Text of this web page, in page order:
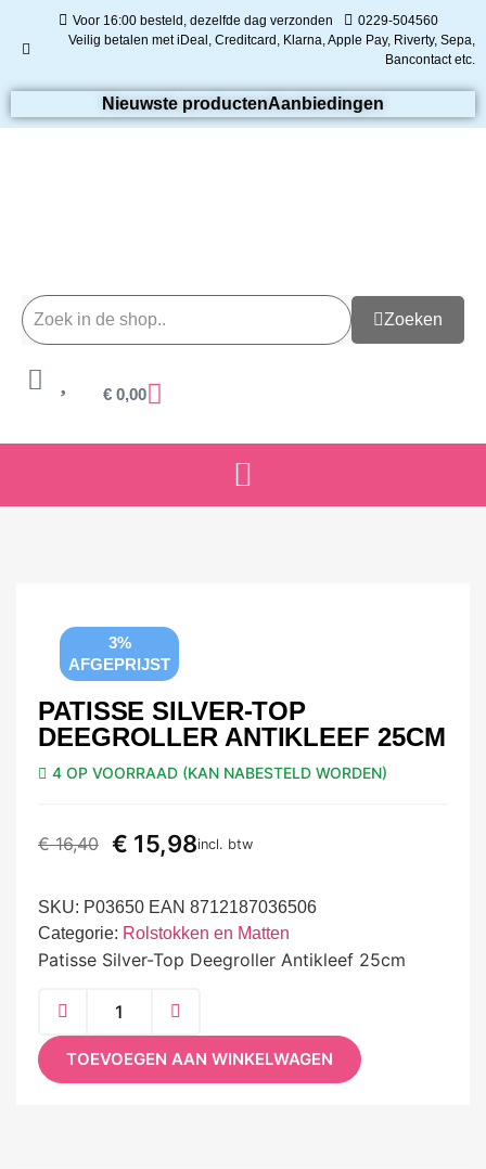
Voor 16:00 besteld, dezelfde dag verzonden
0229-504560
Veilig betalen met iDeal, Creditcard, Klarna, Apple Pay, Riverty, Sepa,
Bancontact etc.
Nieuwste productenAanbiedingen
Zoeken
€ 0,00
3%
AFGEPRIJST
PATISSE SILVER-TOP
DEEGROLLER ANTIKLEEF 25CM
4 OP VOORRAAD (KAN NABESTELD WORDEN)
€16,40 € 15,98incl. btw
SKU: P03650 EAN 8712187036506
Categorie: Rolstokken en Matten
Patisse Silver-Top Deegroller Antikleef 25cm
TOEVOEGEN AAN WINKELWAGEN